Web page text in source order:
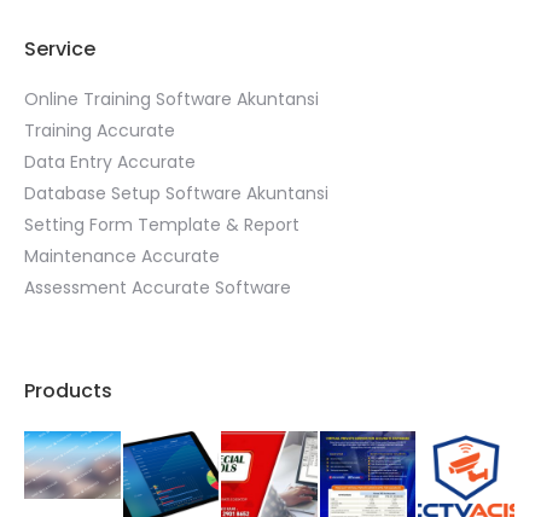
Service
Online Training Software Akuntansi
Training Accurate
Data Entry Accurate
Database Setup Software Akuntansi
Setting Form Template & Report
Maintenance Accurate
Assessment Accurate Software
Products